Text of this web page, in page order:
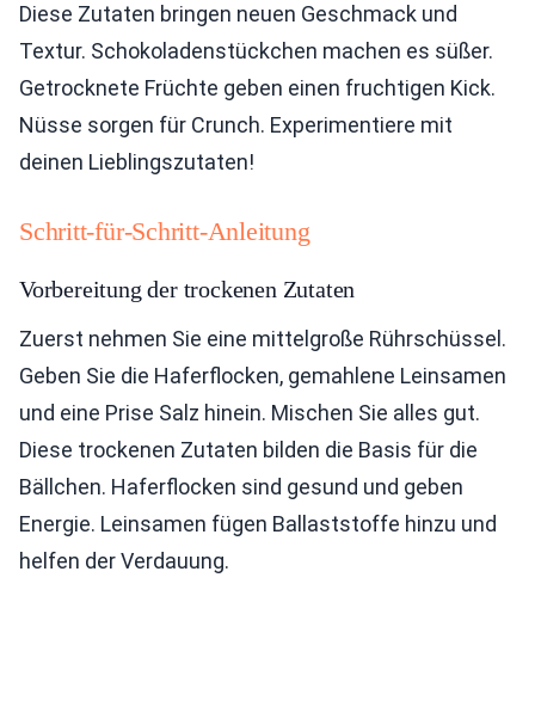
Diese Zutaten bringen neuen Geschmack und
Textur. Schokoladenstückchen machen es süßer.
Getrocknete Früchte geben einen fruchtigen Kick.
Nüsse sorgen für Crunch. Experimentiere mit
deinen Lieblingszutaten!
Schritt-für-Schritt-Anleitung
Vorbereitung der trockenen Zutaten
Zuerst nehmen Sie eine mittelgroße Rührschüssel.
Geben Sie die Haferflocken, gemahlene Leinsamen
und eine Prise Salz hinein. Mischen Sie alles gut.
Diese trockenen Zutaten bilden die Basis für die
Bällchen. Haferflocken sind gesund und geben
Energie. Leinsamen fügen Ballaststoffe hinzu und
helfen der Verdauung.